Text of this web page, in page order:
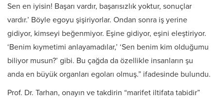
Sen en iyisin! Başarı vardır, başarısızlık yoktur, sonuçlar
vardır.’ Böyle egoyu şişiriyorlar. Ondan sonra iş yerine
gidiyor, kimseyi beğenmiyor. Eşine gidiyor, eşini eleştiriyor.
‘Benim kıymetimi anlayamadılar,’ ‘Sen benim kim olduğumu
biliyor musun?’ gibi. Bu çağda da özellikle insanların şu
anda en büyük organları egoları olmuş.” ifadesinde bulundu.
Prof. Dr. Tarhan, onayın ve takdirin “marifet iltifata tabidir”